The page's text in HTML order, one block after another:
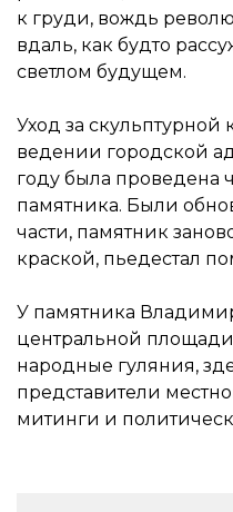
к груди, вождь
вдаль, как будто
светлом будущем.
Уход за
ведении городской
году была проведена
памятника. Были
части, памятник
краской, пьедестал
У памятника
центральной
народные гуляния,
представители
митинги и